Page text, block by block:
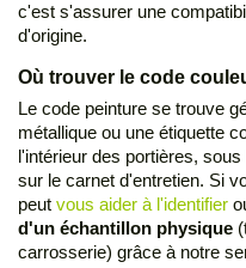
c'est s'assurer une
d'origine.
Où trouver le code
Le code peinture se trouve
métallique ou une étiquette
l'intérieur des portières,
sur le carnet d'entretien. Si
peut vous aider à l'identifier
d'un échantillon physique
carrosserie) grâce à notre